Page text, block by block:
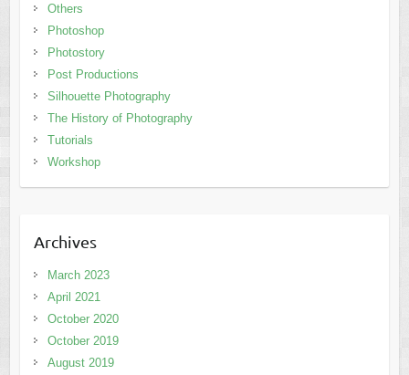
Others
Photoshop
Photostory
Post Productions
Silhouette Photography
The History of Photography
Tutorials
Workshop
Archives
March 2023
April 2021
October 2020
October 2019
August 2019